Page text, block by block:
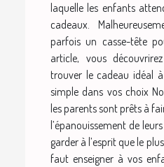
laquelle les enfants
cadeaux.
parfois un casse-tête
article, vous
trouver le cadeau idéal
simple dans vos choix
les parents sont prêts à
l’épanouissement de
garder à l’esprit que le
faut enseigner à vos